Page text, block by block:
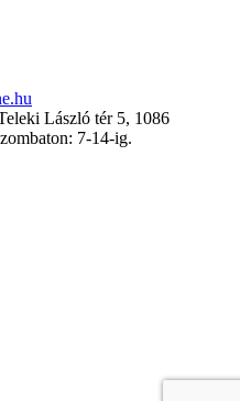
László tér 5, 1086
7-14-ig.